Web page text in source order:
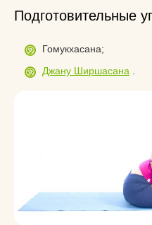
Подготовительные
Гомукхасана;
Джану Ширшасана